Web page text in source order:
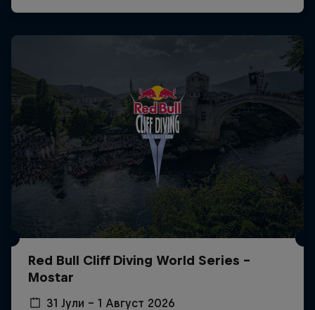
Red Bull Cliff Diving World Series -
Mostar
31 Јули – 1 Август 2026